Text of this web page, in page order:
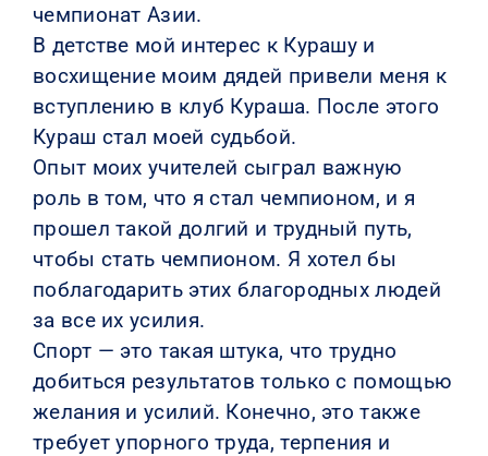
чемпионат Азии.
В детстве мой интерес к Курашу и
восхищение моим дядей привели меня к
вступлению в клуб Кураша. После этого
Кураш стал моей судьбой.
Опыт моих учителей сыграл важную
роль в том, что я стал чемпионом, и я
прошел такой долгий и трудный путь,
чтобы стать чемпионом. Я хотел бы
поблагодарить этих благородных людей
за все их усилия.
Спорт — это такая штука, что трудно
добиться результатов только с помощью
желания и усилий. Конечно, это также
требует упорного труда, терпения и